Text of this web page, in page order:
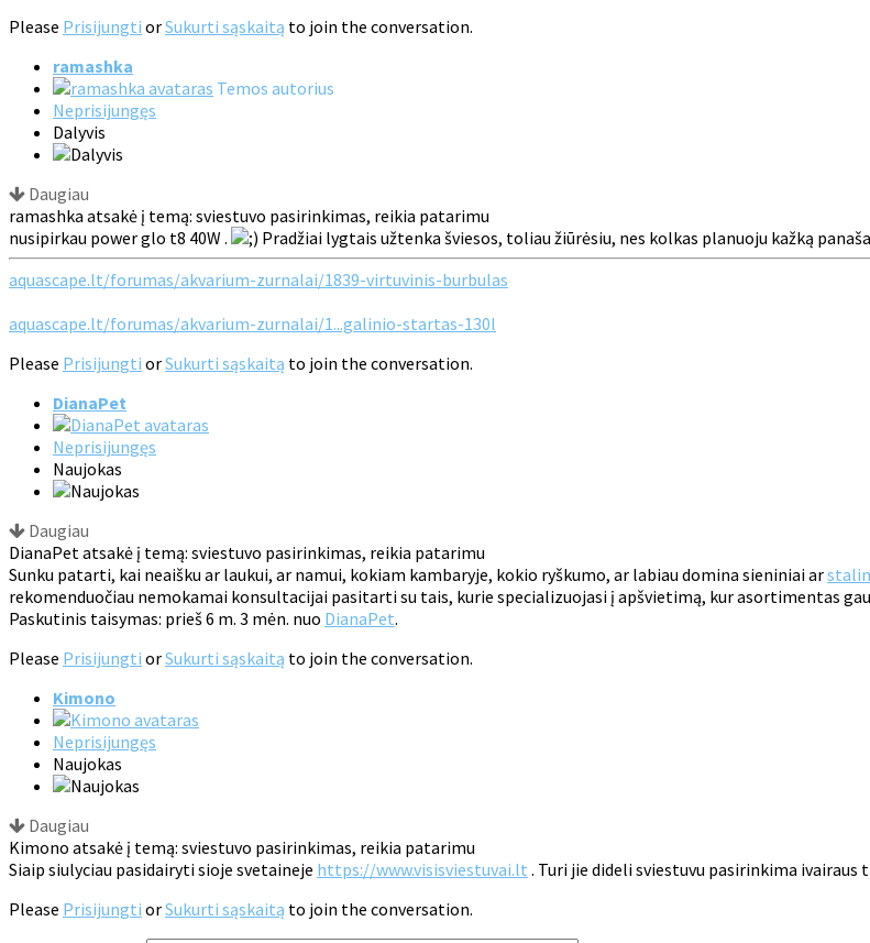
Please Prisijungti orSukurti sąskaitą to join the conversation.
ramashka
Temos autorius
Neprisijungęs
Dalyvis
Daugiau
ramashka atsakė į temą: sviestuvo pasirinkimas, reikia patarimu
nusipirkau power glo t8 40W .
Pradžiai lygtais užtenka šviesos, toliau žiūrėsiu, nes kolkas planuoju kažką
aquascape.lt/forumas/akvarium-zurnalai/1839-virtuvinis-burbulas
aquascape.lt/forumas/akvarium-zurnalai/1...galinio-startas-130l
Please Prisijungti orSukurti sąskaitą to join the conversation.
DianaPet
Neprisijungęs
Naujokas
Daugiau
DianaPet atsakė į temą: sviestuvo pasirinkimas, reikia patarimu
Sunku patarti, kai neaišku ar laukui, ar namui, kokiam kambaryje, kokio ryškumo, ar labiau domina sieniniai ar
rekomenduočiau nemokamai konsultacijai pasitarti su tais, kurie specializuojasi į apšvietimą, kur asortimentas
Paskutinis taisymas: prieš 6 m. 3 mėn. nuo DianaPet.
Please Prisijungti orSukurti sąskaitą to join the conversation.
Kimono
Neprisijungęs
Naujokas
Daugiau
Kimono atsakė į temą: sviestuvo pasirinkimas, reikia patarimu
Siaip siulyciau pasidairyti sioje svetaineje https://www.visisviestuvai.lt . Turi jie dideli sviestuvu pasirinkima
Please Prisijungti orSukurti sąskaitą to join the conversation.